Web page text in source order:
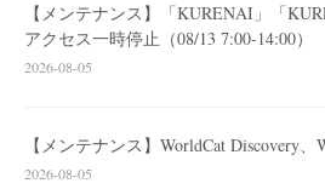
【メンテナンス】「KURENAI」「
アクセス一時停止（08/13 7:00-14:00）
2026-08-05
【メンテナンス】WorldCat Discovery、
2026-08-05